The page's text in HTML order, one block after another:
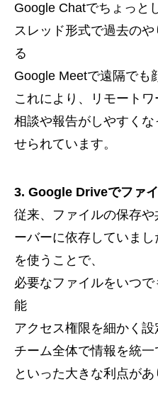
Google Chatでちょっと
スレッド形式で過去の
る
Google Meetで遠隔でも
これにより、リモート
相談や報告がしやすく
せられています。
3. Google Driveでファ
従来、ファイルの保存
ーバーに依存していま
を使うことで、
必要なファイルをいつ
能
アクセス権限を細かく設
チーム全体で情報を統一
といった大きな利点があ